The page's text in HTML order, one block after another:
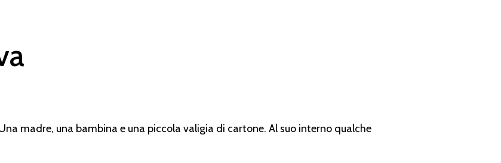
madre, una bambina e una piccola valigia di cartone. Al suo interno qualche